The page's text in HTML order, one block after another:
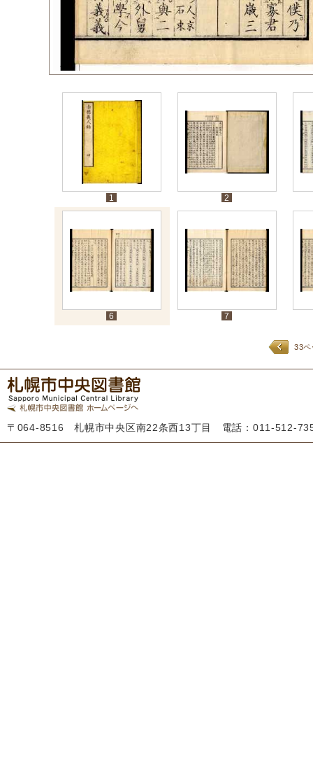
1 2
6 7
33ペ
〒064-8516 札幌市中央区南22条西13丁目 電話：011-512-